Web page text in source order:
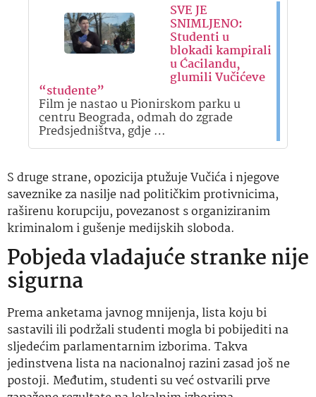
SVE JE
SNIMLJENO:
Studenti u
blokadi kampirali
u Ćacilandu,
glumili Vučićeve
“studente”
Film je nastao u Pionirskom parku u
centru Beograda, odmah do zgrade
Predsjedništva, gdje …
S druge strane, opozicija ptužuje Vučića i njegove
saveznike za nasilje nad političkim protivnicima,
raširenu korupciju, povezanost s organiziranim
kriminalom i gušenje medijskih sloboda.
Pobjeda vladajuće stranke nije
sigurna
Prema anketama javnog mnijenja, lista koju bi
sastavili ili podržali studenti mogla bi pobijediti na
sljedećim parlamentarnim izborima. Takva
jedinstvena lista na nacionalnoj razini zasad još ne
postoji. Međutim, studenti su već ostvarili prve